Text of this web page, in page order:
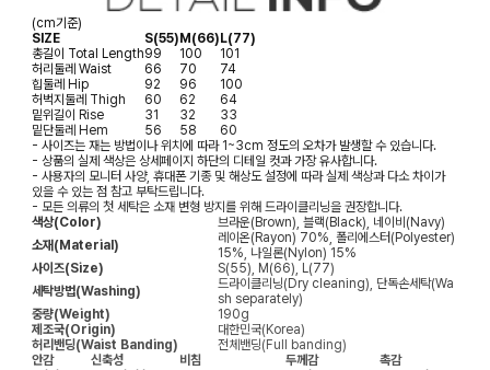
(cm기준)
SIZE
S(55)M(66)L(77)
총길이 Total Length99 100
101
허리둘레 Waist 66 70
74
힙둘레 Hip 92 96
100
허벅지둘레 Thigh 60 62
64
밑위길이 Rise 31 32
33
밑단둘레 Hem 56 58
60
- 사이즈는 재는 방법이나 위치에 따라 1~3cm 정도의 오차가 발생할 수 있습니다.
- 상품의 실제 색상은 상세페이지 하단의 디테일 컷과 가장 유사합니다.
- 사용자의 모니터 사양, 휴대폰 기종 및 해상도 설정에 따라 실제 색상과 다소 차이가
있을 수 있는 점 참고 부탁드립니다.
- 모든 의류의 첫 세탁은 소재 변형 방지를 위해 드라이클리닝을 권장합니다.
색상(Color)
브라운(Brown), 블랙(Black), 네이비(Navy)
소재(Material)
레이온(Rayon) 70%, 폴리에스터(Polyester)
15%, 나일론(Nylon) 15%
사이즈(Size)
S(55), M(66), L(77)
세탁방법(Washing)
드라이클리닝(Dry cleaning), 단독손세탁(Wa
sh separately)
중량(Weight)
190g
제조국(Origin)
대한민국(Korea)
허리밴딩(Waist Banding)
전체밴딩(Full banding)
안감
신축성
비침
두께감
촉감